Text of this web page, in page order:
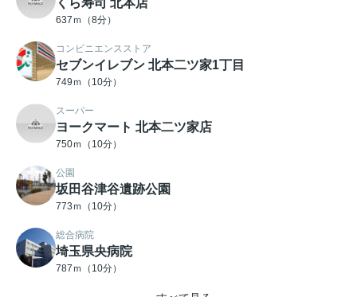
637ｍ（8分）
コンビニエンスストア
セブンイレブン 北本二ツ家1丁目
749ｍ（10分）
スーパー
ヨークマート 北本二ツ家店
750ｍ（10分）
公園
坂田谷津谷遺跡公園
773ｍ（10分）
総合病院
埼玉県央病院
787ｍ（10分）